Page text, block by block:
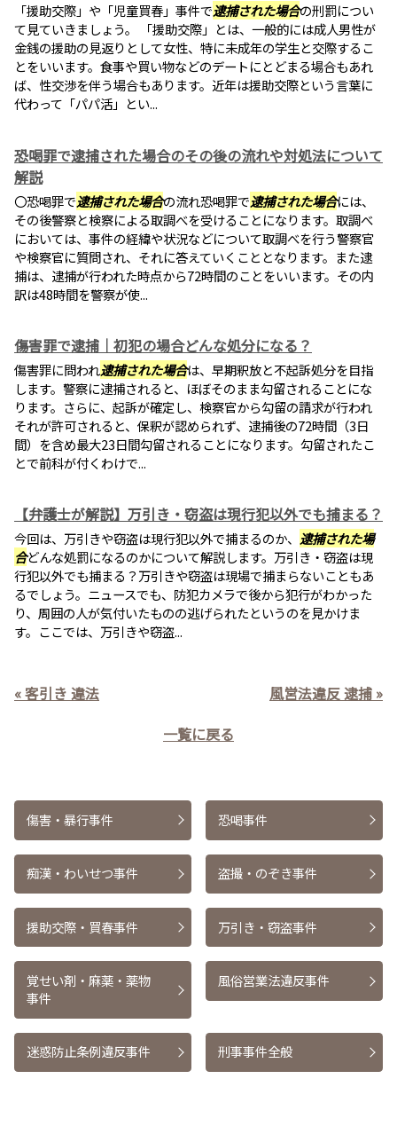
「援助交際」や「児童買春」事件で逮捕された場合の刑罰につい
て見ていきましょう。 「援助交際」とは、一般的には成人男性が
金銭の援助の見返りとして女性、特に未成年の学生と交際するこ
とをいいます。食事や買い物などのデートにとどまる場合もあれ
ば、性交渉を伴う場合もあります。近年は援助交際という言葉に
代わって「パパ活」とい...
恐喝罪で逮捕された場合のその後の流れや対処法について
解説
〇恐喝罪で逮捕された場合の流れ恐喝罪で逮捕された場合には、
その後警察と検察による取調べを受けることになります。取調べ
においては、事件の経緯や状況などについて取調べを行う警察官
や検察官に質問され、それに答えていくこととなります。また逮
捕は、逮捕が行われた時点から72時間のことをいいます。その内
訳は48時間を警察が使...
傷害罪で逮捕｜初犯の場合どんな処分になる？
傷害罪に問われ逮捕された場合は、早期釈放と不起訴処分を目指
します。警察に逮捕されると、ほぼそのまま勾留されることにな
ります。さらに、起訴が確定し、検察官から勾留の請求が行われ
それが許可されると、保釈が認められず、逮捕後の72時間（3日
間）を含め最大23日間勾留されることになります。勾留されたこ
とで前科が付くわけで...
【弁護士が解説】万引き・窃盗は現行犯以外でも捕まる？
今回は、万引きや窃盗は現行犯以外で捕まるのか、 逮捕された場
合どんな処罰になるのかについて解説します。万引き・窃盗は現
行犯以外でも捕まる？万引きや窃盗は現場で捕まらないこともあ
るでしょう。ニュースでも、防犯カメラで後から犯行がわかった
り、周囲の人が気付いたものの逃げられたというのを見かけま
す。ここでは、万引きや窃盗...
« 客引き 違法
風営法違反 逮捕 »
一覧に戻る
傷害・暴行事件 恐喝事件
痴漢・わいせつ事件 盗撮・のぞき事件
援助交際・買春事件 万引き・窃盗事件
覚せい剤・麻薬・薬物
事件
風俗営業法違反事件
迷惑防止条例違反事件 刑事事件全般